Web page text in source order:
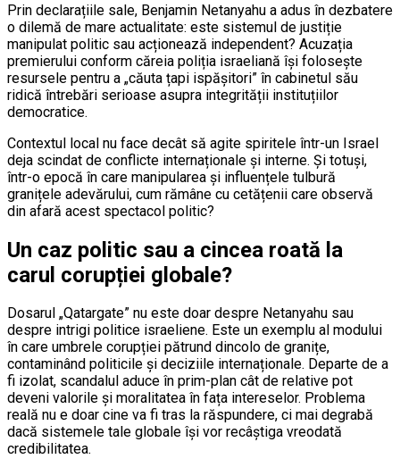
Prin declarațiile sale, Benjamin Netanyahu a adus în dezbatere
o dilemă de mare actualitate: este sistemul de justiție
manipulat politic sau acționează independent? Acuzația
premierului conform căreia poliția israeliană își folosește
resursele pentru a „căuta țapi ispășitori” în cabinetul său
ridică întrebări serioase asupra integrității instituțiilor
democratice.
Contextul local nu face decât să agite spiritele într-un Israel
deja scindat de conflicte internaționale și interne. Și totuși,
într-o epocă în care manipularea și influențele tulbură
granițele adevărului, cum rămâne cu cetățenii care observă
din afară acest spectacol politic?
Un caz politic sau a cincea roată la
carul corupției globale?
Dosarul „Qatargate” nu este doar despre Netanyahu sau
despre intrigi politice israeliene. Este un exemplu al modului
în care umbrele corupției pătrund dincolo de granițe,
contaminând politicile și deciziile internaționale. Departe de a
fi izolat, scandalul aduce în prim-plan cât de relative pot
deveni valorile și moralitatea în fața intereselor. Problema
reală nu e doar cine va fi tras la răspundere, ci mai degrabă
dacă sistemele tale globale își vor recâștiga vreodată
credibilitatea.